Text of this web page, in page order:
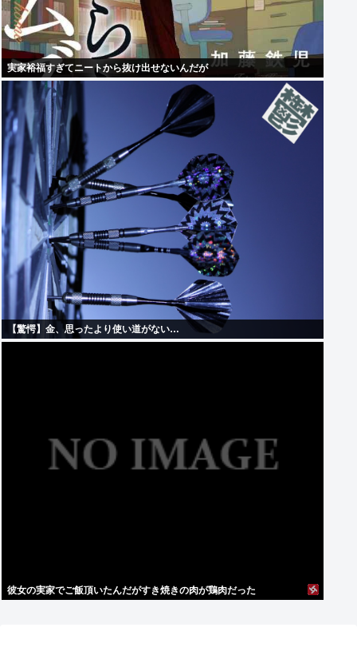
実家裕福すぎてニートから抜け出せないんだが
【驚愕】金、思ったより使い道がない…
彼女の実家でご飯頂いたんだがすき焼きの肉が鶏肉だった